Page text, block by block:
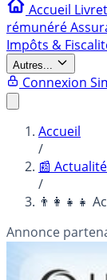
Accueil
rémunéré
Impôts &
Autres...
Connexion
Accueil
/
📰
/
👨‍👩‍👧‍👧
Annonce